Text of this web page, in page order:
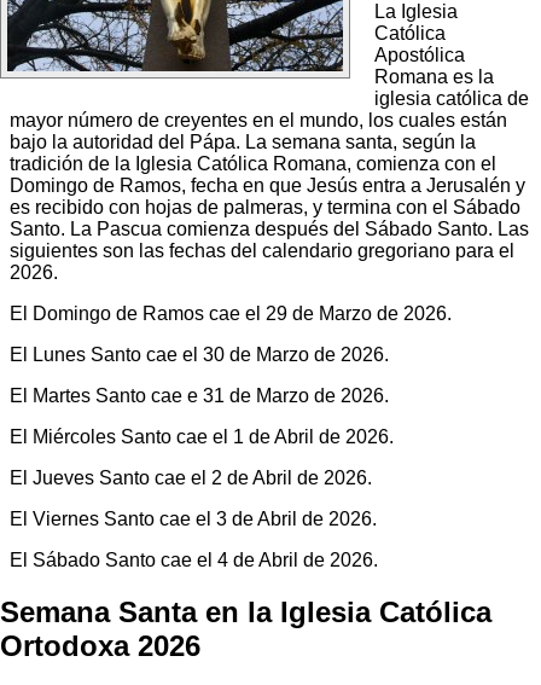
La Iglesia
Católica
Apostólica
Romana es la
iglesia católica de
mayor número de creyentes en el mundo, los cuales están
bajo la autoridad del Pápa. La semana santa, según la
tradición de la Iglesia Católica Romana, comienza con el
Domingo de Ramos, fecha en que Jesús entra a Jerusalén y
es recibido con hojas de palmeras, y termina con el Sábado
Santo. La Pascua comienza después del Sábado Santo. Las
siguientes son las fechas del calendario gregoriano para el
2026.
El Domingo de Ramos cae el 29 de Marzo de 2026.
El Lunes Santo cae el 30 de Marzo de 2026.
El Martes Santo cae e 31 de Marzo de 2026.
El Miércoles Santo cae el 1 de Abril de 2026.
El Jueves Santo cae el 2 de Abril de 2026.
El Viernes Santo cae el 3 de Abril de 2026.
El Sábado Santo cae el 4 de Abril de 2026.
Semana Santa en la Iglesia Católica
Ortodoxa 2026